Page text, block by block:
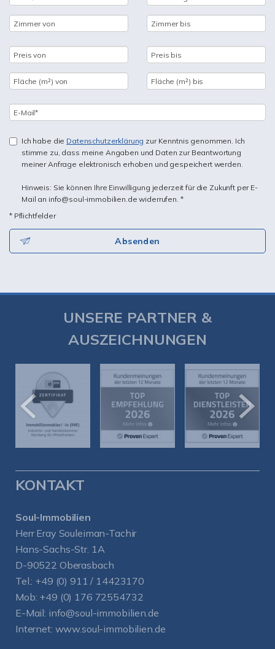
Ich habe die Datenschutzerklärung zur Kenntnis genommen. Ich
stimme zu, dass meine Angaben und Daten zur Beantwortung
meiner Anfrage elektronisch erhoben und gespeichert werden.
Hinweis: Sie können Ihre Einwilligung jederzeit für die Zukunft per E-
Mail an info@soul-immobilien.de widerrufen. *
* Pflichtfelder
Absenden
UNSERE PARTNER &
AUSZEICHNUNGEN
KONTAKT
Soul-Immobilien
Herr Eray Souleiman-Tachir
Hans-Sachs-Str. 1A
D-90522 Oberasbach
Tel.: +49 (0) 911 / 14423170
Mob: +49 (0) 176 72554732
E-Mail: info@soul-immobilien.de
Internet: www.soul-immobilien.de